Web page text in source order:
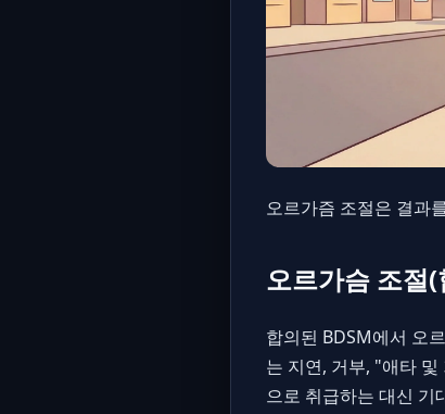
오르가즘 조절은 결과
오르가슴 조절
합의된 BDSM에서 오
는 지연, 거부, "애타
으로 취급하는 대신 기